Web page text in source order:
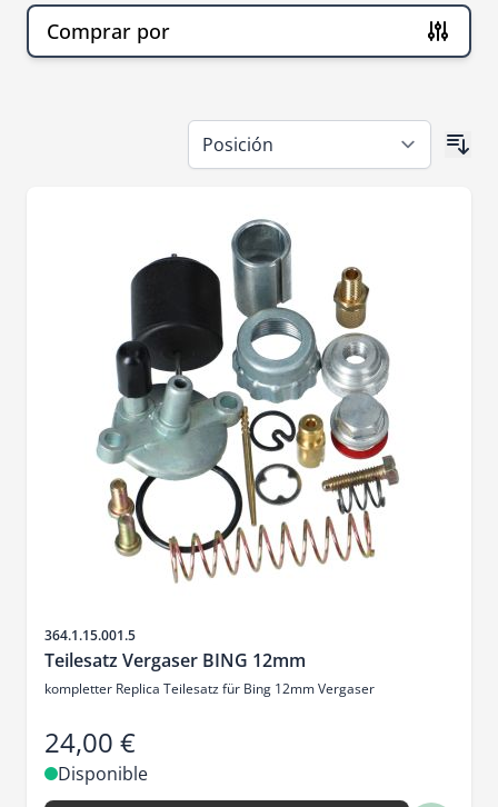
Comprar por
SKU
364.1.15.001.5
Teilesatz Vergaser BING 12mm
kompletter Replica Teilesatz für Bing 12mm Vergaser
24,00 €
Disponible